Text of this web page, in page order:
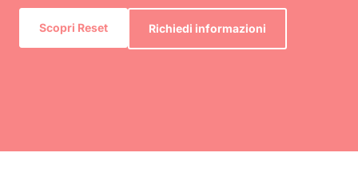
Scopri Reset Richiedi informazioni